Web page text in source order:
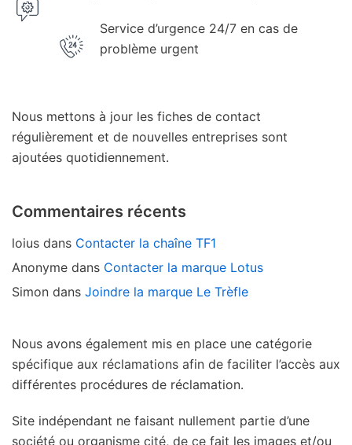
Service d’urgence 24/7 en cas de
problème urgent
Nous mettons à jour les fiches de contact
régulièrement et de nouvelles entreprises sont
ajoutées quotidiennement.
Commentaires récents
loius dans Contacter la chaîne TF1
Anonyme dans Contacter la marque Lotus
Simon dans Joindre la marque Le Trèfle
Nous avons également mis en place une catégorie
spécifique aux réclamations afin de faciliter l’accès aux
différentes procédures de réclamation.
Site indépendant ne faisant nullement partie d’une
société ou organisme cité, de ce fait les images et/ou